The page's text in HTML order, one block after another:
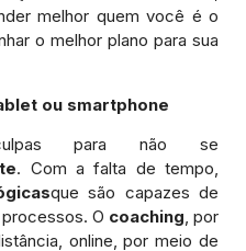
melhor quem você é o
o melhor plano para sua
ou smartphone
para não se
. Com a falta de tempo,
que são capazes de
O coaching, por
online, por meio de